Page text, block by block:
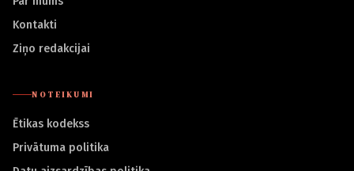
Kontakti
Ziņo redakcijai
NOTEIKUMI
Ētikas kodekss
Privātuma politika